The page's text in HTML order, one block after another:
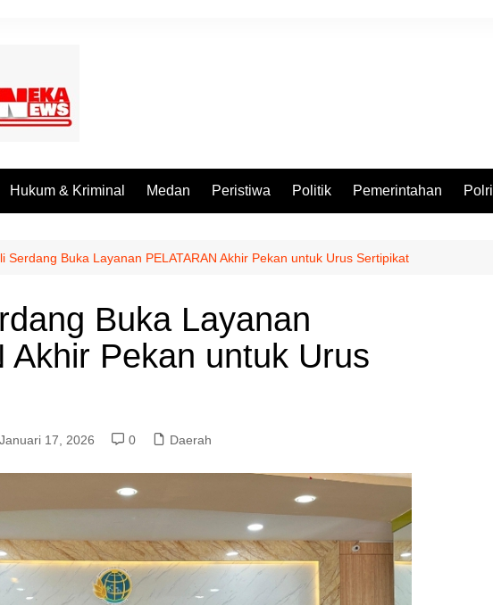
Hukum & Kriminal Medan Peristiwa Politik Pemerintahan Polri
Serdang Buka Layanan PELATARAN Akhir Pekan untuk Urus Sertipikat
Buka Layanan
Akhir Pekan untuk Urus
Januari 17, 2026 0 Daerah